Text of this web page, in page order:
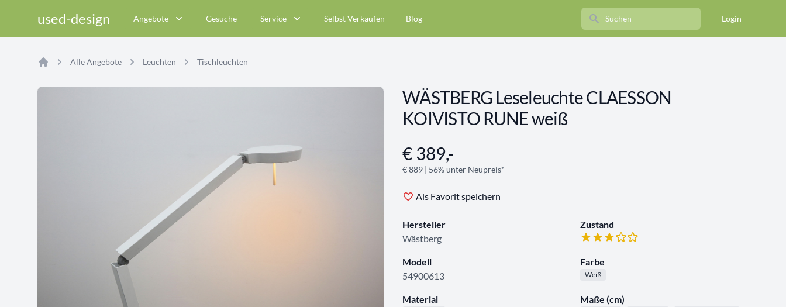
used-design Angebote Gesuche Service Selbst Verkaufen Blog Search Login
Alle Angebote Leuchten Tischleuchten
WÄSTBERG Leseleuchte CLAESSON
KOIVISTO RUNE weiß
Angebotsinformationen
€ 389,-
€ 889 | 56% unter Neupreis*
Als Favorit speichern
Hersteller
Wästberg
Zustand
Modell
54900613
Farbe
Weiß
Material Maße (cm)